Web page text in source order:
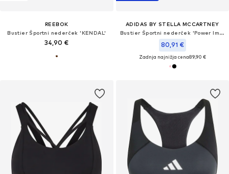
REEBOK
Bustier Športni nederček 'KENDAL'
34,90 €
ADIDAS BY STELLA MCCARTNEY
Bustier Športni nederček 'Power Impact'
80,91 €
Zadnja najnižja cena89,90 €